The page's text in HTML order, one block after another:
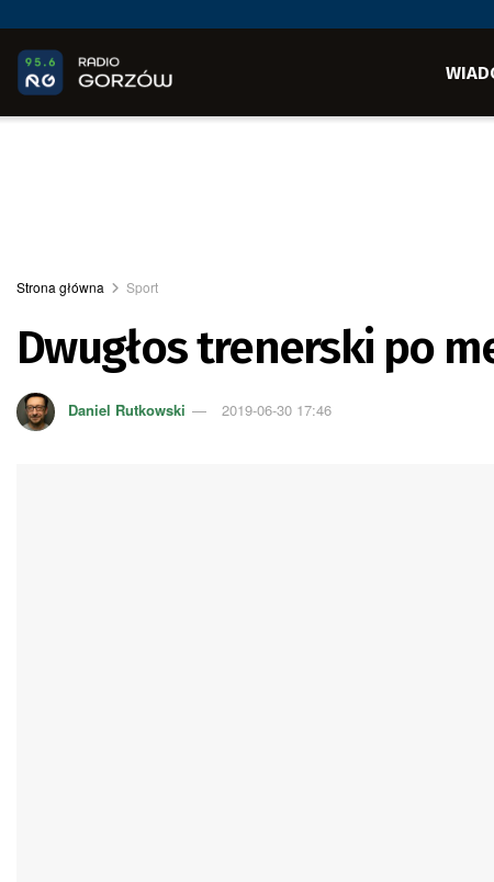
Strona główna Sport
Dwugłos trenerski po
Daniel Rutkowski 2019-06-30 17:46